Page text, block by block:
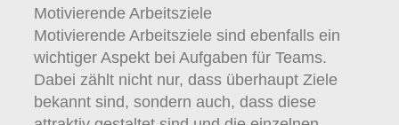
Motivierende Arbeitsziele
Motivierende Arbeitsziele sind ebenfalls ein
wichtiger Aspekt bei Aufgaben für Teams.
Dabei zählt nicht nur, dass überhaupt Ziele
bekannt sind, sondern auch, dass diese